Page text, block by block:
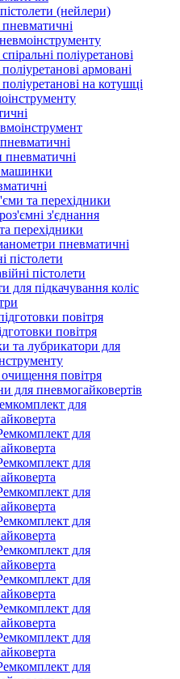
(нейлери)
поліуретанові
армовані
на котушці
машинки
та перехідники
з'єднання
перехідники
пневматичні
пістолети
пістолети
для підкачування коліс
повітря
повітря
та лубрикатори для
повітря
для пневмогайковертів
для
для
для
для
для
для
для
для
для
для